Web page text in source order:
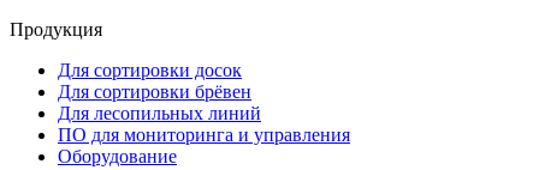
Продукция
Для сортировки досок
Для сортировки брёвен
Для лесопильных линий
ПО для мониторинга и управления
Оборудование